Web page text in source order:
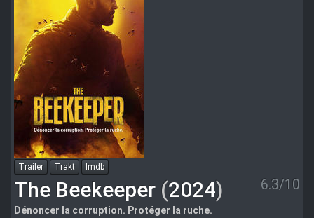
Trailer Trakt Imdb
The Beekeeper (2024) 6.3/10
Dénoncer la corruption. Protéger la ruche.